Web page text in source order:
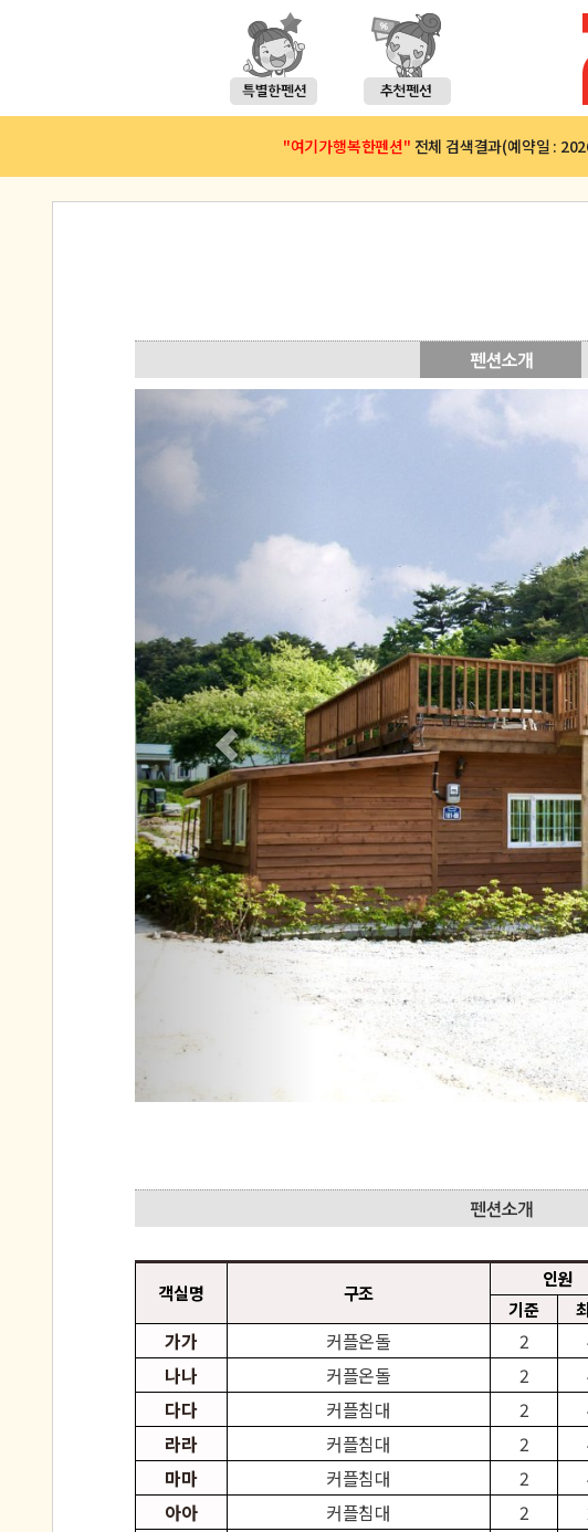
"여기가행복한펜션" 전체 검색결과(예약일 :
객실명 구조
인원
기준
가가 커플온돌 2
나나
커플온돌 2
다다
커플침대 2
라라
커플침대 2
마마
커플침대 2
아아
커플침대 2